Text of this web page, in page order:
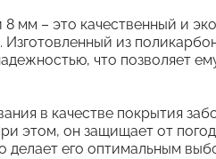
– это качественный и
из
что позволяет
в качестве покрытия
этом, он защищает от
делает его оптимальным